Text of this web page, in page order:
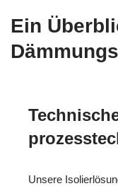
Ein
Unsere